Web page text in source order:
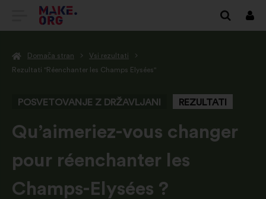
POJDI
DOMAČO
MAKE.ORG
Domača stran
Vsi rezultati
Rezultati "Réenchanter les Champs Elysées"
POSVETOVANJE Z DRŽAVLJANI REZULTATI
-
Qu’aimeriez-vous changer
pour réenchanter les
Champs-Elysées ?